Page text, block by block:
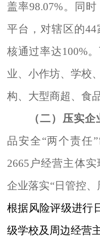
盖率98.07%。
同
平台，对辖区的44
核通过率达100%
业、小作坊、学校
构、大型商超、食
（二）压实
品安全“两个责任
2665户经营主体
企业落实“日管控、
根据风险评级进行
级学校及周边经营